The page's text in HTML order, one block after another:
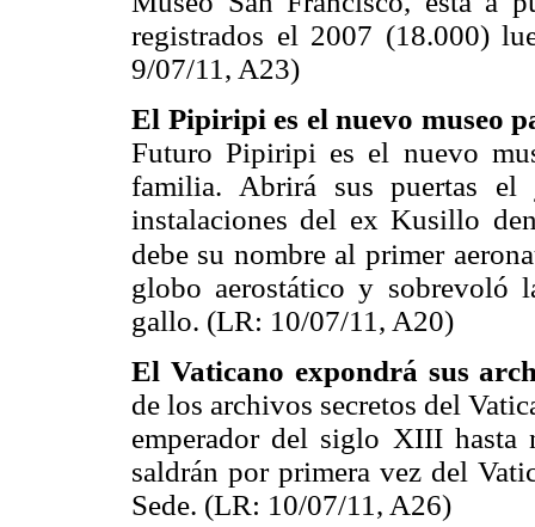
registrados el 2007 (18.000)
9/07/11, A23)
El Pipiripi es el nuevo museo
Futuro Pipiripi es el nuevo
familia. Abrirá sus puertas
instalaciones del ex Kusillo
debe su nombre al primer
globo aerostático y sobrevoló
gallo. (LR: 10/07/11, A20)
El Vaticano expondrá sus
de los archivos secretos del
emperador del siglo XIII hasta
saldrán por primera vez del
Sede. (LR: 10/07/11, A26)